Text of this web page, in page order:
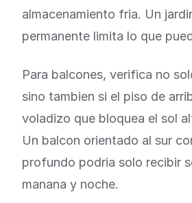
almacenamiento fria. Un
permanente limita lo que
Para balcones, verifica no
sino tambien si el piso de
voladizo que bloquea el sol
Un balcon orientado al sur
profundo podria solo recibir
manana y noche.